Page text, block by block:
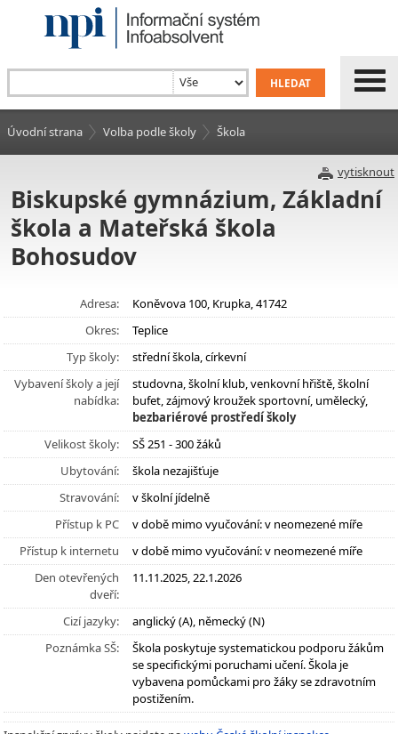
Úvodní strana Volba podle školy Škola
vytisknout
Biskupské gymnázium, Základní
škola a Mateřská škola
Bohosudov
Adresa:
Koněvova 100, Krupka, 41742
Okres:
Teplice
Typ školy:
střední škola, církevní
Vybavení školy a její
nabídka:
studovna, školní klub, venkovní hřiště, školní
bufet, zájmový kroužek sportovní, umělecký,
bezbariérové prostředí školy
Velikost školy:
SŠ 251 - 300 žáků
Ubytování:
škola nezajišťuje
Stravování:
v školní jídelně
Přístup k PC
v době mimo vyučování: v neomezené míře
Přístup k internetu
v době mimo vyučování: v neomezené míře
Den otevřených
dveří:
11.11.2025, 22.1.2026
Cizí jazyky:
anglický (A), německý (N)
Poznámka SŠ:
Škola poskytuje systematickou podporu žákům
se specifickými poruchami učení. Škola je
vybavena pomůckami pro žáky se zdravotním
postižením.